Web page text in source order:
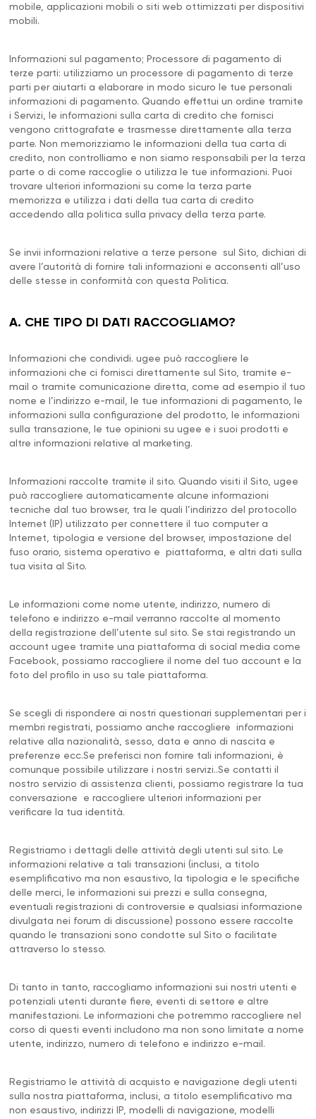
mobile, applicazioni mobili o siti web ottimizzati per dispositivi
mobili.
Informazioni sul pagamento; Processore di pagamento di
terze parti: utilizziamo un processore di pagamento di terze
parti per aiutarti a elaborare in modo sicuro le tue personali
informazioni di pagamento. Quando effettui un ordine tramite
i Servizi, le informazioni sulla carta di credito che fornisci
vengono crittografate e trasmesse direttamente alla terza
parte. Non memorizziamo le informazioni della tua carta di
credito, non controlliamo e non siamo responsabili per la terza
parte o di come raccoglie o utilizza le tue informazioni. Puoi
trovare ulteriori informazioni su come la terza parte
memorizza e utilizza i dati della tua carta di credito
accedendo alla politica sulla privacy della terza parte.
Se invii informazioni relative a terze persone sul Sito, dichiari di
avere l’autorità di fornire tali informazioni e acconsenti all’uso
delle stesse in conformità con questa Politica.
A. CHE TIPO DI DATI RACCOGLIAMO?
Informazioni che condividi. ugee può raccogliere le
informazioni che ci fornisci direttamente sul Sito, tramite e-
mail o tramite comunicazione diretta, come ad esempio il tuo
nome e l’indirizzo e-mail, le tue informazioni di pagamento, le
informazioni sulla configurazione del prodotto, le informazioni
sulla transazione, le tue opinioni su ugee e i suoi prodotti e
altre informazioni relative al marketing.
Informazioni raccolte tramite il sito. Quando visiti il Sito, ugee
può raccogliere automaticamente alcune informazioni
tecniche dal tuo browser, tra le quali l’indirizzo del protocollo
Internet (IP) utilizzato per connettere il tuo computer a
Internet, tipologia e versione del browser, impostazione del
fuso orario, sistema operativo e piattaforma, e altri dati sulla
tua visita al Sito.
Le informazioni come nome utente, indirizzo, numero di
telefono e indirizzo e-mail verranno raccolte al momento
della registrazione dell’utente sul sito. Se stai registrando un
account ugee tramite una piattaforma di social media come
Facebook, possiamo raccogliere il nome del tuo account e la
foto del profilo in uso su tale piattaforma.
Se scegli di rispondere ai nostri questionari supplementari per i
membri registrati, possiamo anche raccogliere informazioni
relative alla nazionalità, sesso, data e anno di nascita e
preferenze ecc.Se preferisci non fornire tali informazioni, è
comunque possibile utilizzare i nostri servizi..Se contatti il
nostro servizio di assistenza clienti, possiamo registrare la tua
conversazione e raccogliere ulteriori informazioni per
verificare la tua identità.
Registriamo i dettagli delle attività degli utenti sul sito. Le
informazioni relative a tali transazioni (inclusi, a titolo
esemplificativo ma non esaustivo, la tipologia e le specifiche
delle merci, le informazioni sui prezzi e sulla consegna,
eventuali registrazioni di controversie e qualsiasi informazione
divulgata nei forum di discussione) possono essere raccolte
quando le transazioni sono condotte sul Sito o facilitate
attraverso lo stesso.
Di tanto in tanto, raccogliamo informazioni sui nostri utenti e
potenziali utenti durante fiere, eventi di settore e altre
manifestazioni. Le informazioni che potremmo raccogliere nel
corso di questi eventi includono ma non sono limitate a nome
utente, indirizzo, numero di telefono e indirizzo e-mail.
Registriamo le attività di acquisto e navigazione degli utenti
sulla nostra piattaforma, inclusi, a titolo esemplificativo ma
non esaustivo, indirizzi IP, modelli di navigazione, modelli